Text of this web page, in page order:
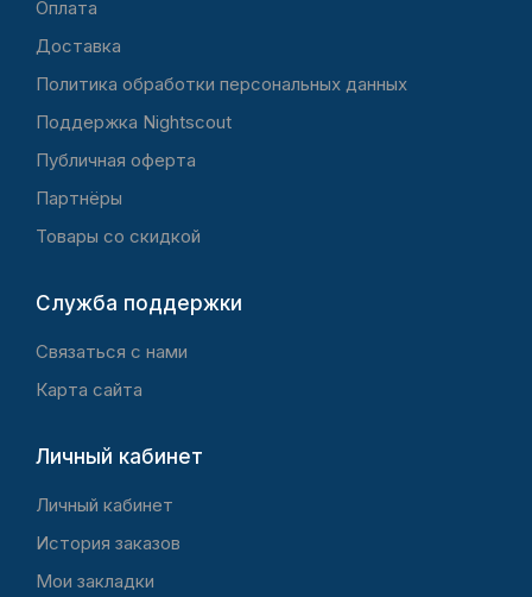
Оплата
Доставка
Политика обработки персональных данных
Поддержка Nightscout
Публичная оферта
Партнёры
Товары со скидкой
Служба поддержки
Связаться с нами
Карта сайта
Личный кабинет
Личный кабинет
История заказов
Мои закладки